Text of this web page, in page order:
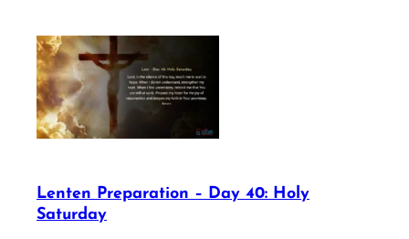
Lenten Preparation – Day 40: Holy
Saturday